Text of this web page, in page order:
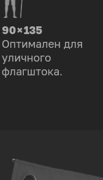
90 × 135
Оптимален для
уличного
флагштока.